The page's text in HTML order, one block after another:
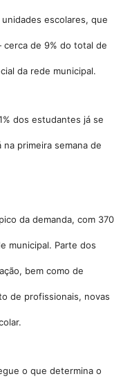
escolares, que
de 9% do total de
da rede municipal.
dos estudantes já se
primeira semana de
da demanda, com 370
municipal. Parte dos
bem como de
de profissionais, novas
o que determina o